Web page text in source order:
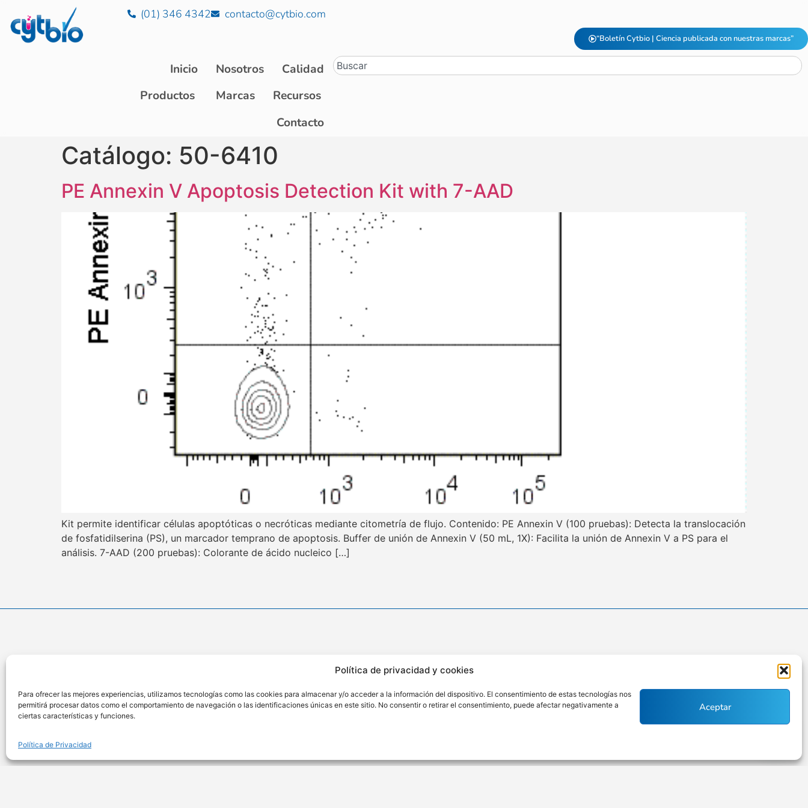
Política de privacidad y cookies
Para ofrecer las mejores experiencias, utilizamos tecnologías como las cookies para almacenar y/o acceder a la información del dispositivo. El consentimiento de estas tecnologías nos
permitirá procesar datos como el comportamiento de navegación o las identificaciones únicas en este sitio. No consentir o retirar el consentimiento, puede afectar negativamente a
ciertas características y funciones.
Aceptar
Política de Privacidad
(01) 346 4342 contacto@cytbio.com
“Boletín Cytbio | Ciencia publicada con nuestras marcas”
Inicio Nosotros
Calidad
Productos
Marcas
Recursos
Contacto
Catálogo: 50-6410
PE Annexin V Apoptosis Detection Kit with 7-AAD
Kit permite identificar células apoptóticas o necróticas mediante citometría de flujo. Contenido: PE Annexin V (100 pruebas): Detecta la translocación
de fosfatidilserina (PS), un marcador temprano de apoptosis. Buffer de unión de Annexin V (50 mL, 1X): Facilita la unión de Annexin V a PS para el
análisis. 7-AAD (200 pruebas): Colorante de ácido nucleico […]
701, San Isidro.
Lima – Perú
Contacto
contacto@cytbio.com
Políticas de privacidad